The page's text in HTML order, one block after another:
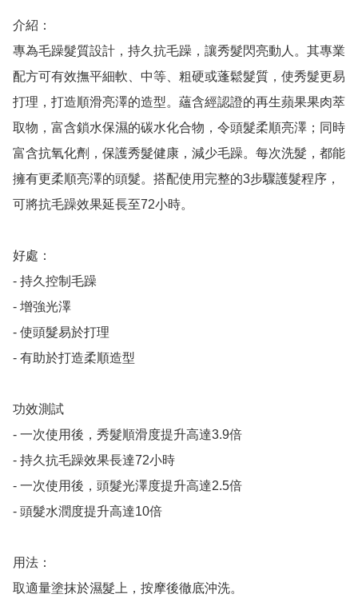
介紹：
專為毛躁髮質設計，持久抗毛躁，讓秀髮閃亮動人。其專業
配方可有效撫平細軟、中等、粗硬或蓬鬆髮質，使秀髮更易
打理，打造順滑亮澤的造型。蘊含經認證的再生蘋果果肉萃
取物，富含鎖水保濕的碳水化合物，令頭髮柔順亮澤；同時
富含抗氧化劑，保護秀髮健康，減少毛躁。每次洗髮，都能
擁有更柔順亮澤的頭髮。搭配使用完整的3步驟護髮程序，
可將抗毛躁效果延長至72小時。
好處：
- 持久控制毛躁
- 增強光澤
- 使頭髮易於打理
- 有助於打造柔順造型
功效測試
- 一次使用後，秀髮順滑度提升高達3.9倍
- 持久抗毛躁效果長達72小時
- 一次使用後，頭髮光澤度提升高達2.5倍
- 頭髮水潤度提升高達10倍
用法：
取適量塗抹於濕髮上，按摩後徹底沖洗。